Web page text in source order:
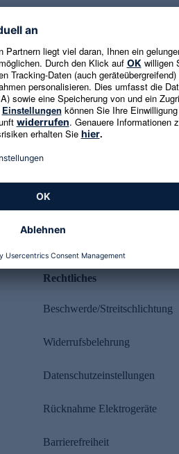
in
E-Mail-Adresse eingeben
Es gelten die
Kundenbewertung
Rechtliches
Beschwerde/Streitschlichtung
Widerrufsbelehrung
Datenschutzeinstellungen
Rücknahme Elektrogeräte
Barrierefreiheit